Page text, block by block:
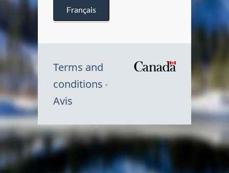
Français
Terms and
conditions
Avis
Symbole
du
Canada